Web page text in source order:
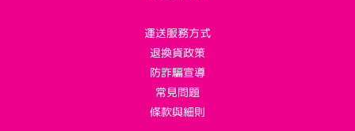
運送服務方式
退換貨政策
防詐騙宣導
常見問題
條款與細則